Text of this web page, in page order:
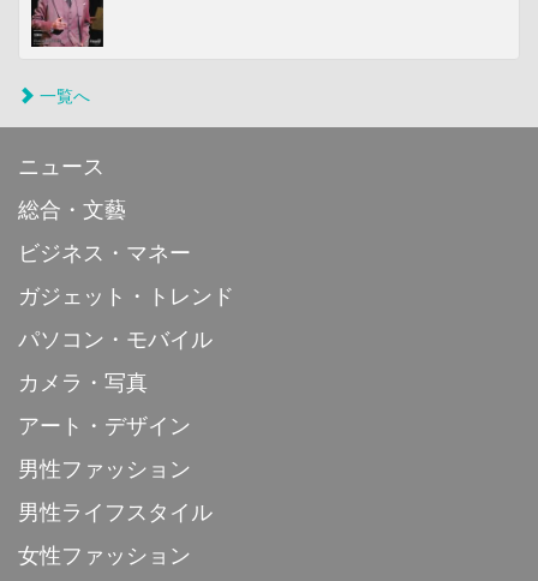
一覧へ
ニュース
総合・文藝
ビジネス・マネー
ガジェット・トレンド
パソコン・モバイル
カメラ・写真
アート・デザイン
男性ファッション
男性ライフスタイル
女性ファッション